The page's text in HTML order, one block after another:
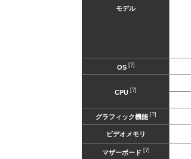
モデル
OS[?]
CPU [?]
グラフィック機能[?]
ビデオメモリ
マザーボード [?]